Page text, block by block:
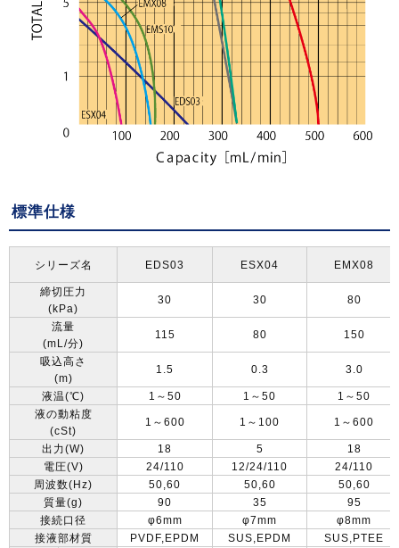
標準仕様
シリーズ名 EDS03 ESX04 EMX08
締切圧力
30 30 80
(kPa)
流量
115 80 150
(mL/分)
吸込高さ
1.5 0.3 3.0
(m)
液温(℃) 1 ～ 50 1 ～ 50 1 ～ 50
液の動粘度
1 ～ 600 1 ～ 100 1 ～ 600
(cSt)
出力(W) 18 5
18
電圧(V) 24/110 12/24/110
24/110
周波数(Hz) 50,60 50,60
50,60
質量(g) 90 35
95
接続口径
φ6mm φ7mm
φ8mm
接液部材質
PVDF,EPDM SUS,EPDM SUS,PTEE